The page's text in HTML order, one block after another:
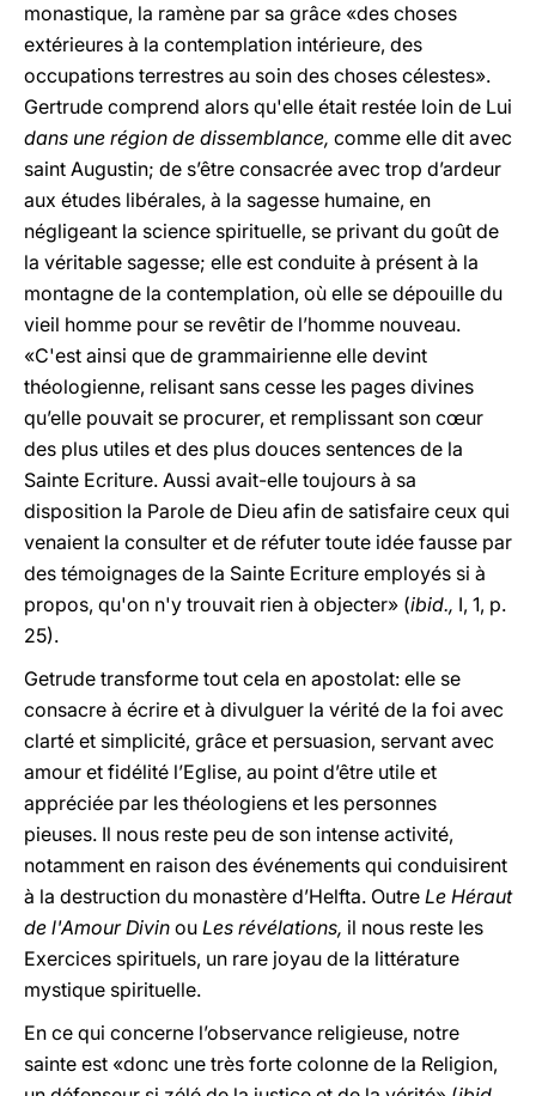
monastique, la ramène par sa grâce «des choses
extérieures à la contemplation intérieure, des
occupations terrestres au soin des choses célestes».
Gertrude comprend alors qu'elle était restée loin de Lui
dans une région de dissemblance, comme elle dit avec
saint Augustin; de s’être consacrée avec trop d’ardeur
aux études libérales, à la sagesse humaine, en
négligeant la science spirituelle, se privant du goût de
la véritable sagesse; elle est conduite à présent à la
montagne de la contemplation, où elle se dépouille du
vieil homme pour se revêtir de l’homme nouveau.
«C'est ainsi que de grammairienne elle devint
théologienne, relisant sans cesse les pages divines
qu’elle pouvait se procurer, et remplissant son cœur
des plus utiles et des plus douces sentences de la
Sainte Ecriture. Aussi avait-elle toujours à sa
disposition la Parole de Dieu afin de satisfaire ceux qui
venaient la consulter et de réfuter toute idée fausse par
des témoignages de la Sainte Ecriture employés si à
propos, qu'on n'y trouvait rien à objecter» (ibid., I, 1, p.
25).
Getrude transforme tout cela en apostolat: elle se
consacre à écrire et à divulguer la vérité de la foi avec
clarté et simplicité, grâce et persuasion, servant avec
amour et fidélité l’Eglise, au point d’être utile et
appréciée par les théologiens et les personnes
pieuses. Il nous reste peu de son intense activité,
notamment en raison des événements qui conduisirent
à la destruction du monastère d’Helfta. Outre Le Héraut
de l'Amour Divin ou Les révélations, il nous reste les
Exercices spirituels, un rare joyau de la littérature
mystique spirituelle.
En ce qui concerne l’observance religieuse, notre
sainte est «donc une très forte colonne de la Religion,